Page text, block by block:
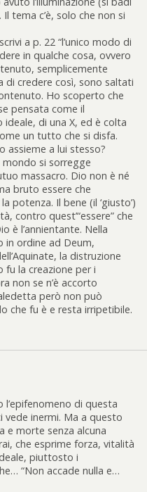
Il tema c’è, solo che non si
a p. 22 “l’unico modo di
in qualche cosa, ovvero
semplicemente
di credere così, sono saltati
Ho scoperto che
pensata come il
di una X, ed è colta
un tutto che si disfa.
assieme a lui stesso?
mondo si sorregge
massacro. Dio non è né
bruto essere che
potenza. Il bene (il ‘giusto’)
contro quest’“essere” che
è l’annientante. Nella
in ordine ad Deum,
la distruzione
fu la creazione per i
non se n’è accorto
però non può
che fu è e resta irripetibile.
l’epifenomeno di questa
inermi. Ma a questo
e morte senza alcuna
che esprime forza, vitalità
piuttosto i
“Non accade nulla e…